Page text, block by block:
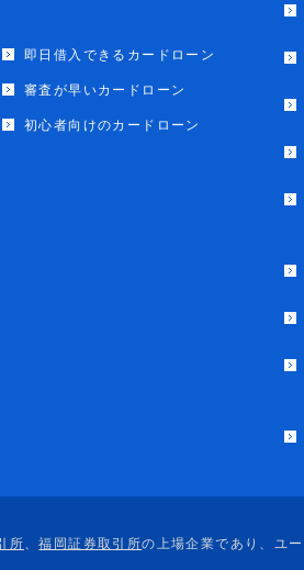
即日借入できるカードローン
審査が早いカードローン
初心者向けのカードローン